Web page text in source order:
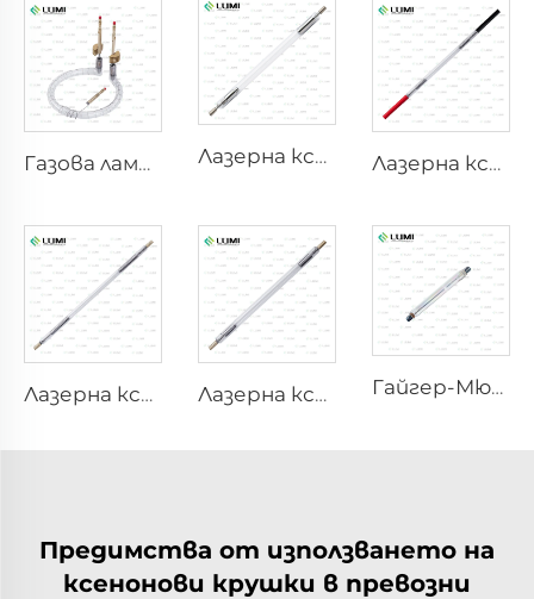
Газова лампа симулатор на слънчева светлина D1200 – 10×110 mm Лазерна ксенонова лампа L2851 – 5×105×175 mm Лазерна ксенонова лампа L1921 - 7×60×125 mm
Лазерна ксенонова лампа L3180-8×100×210mm Лазерна ксенонова лампа L2690-9×100×160 Гайгер-Мюлер M4011
Предимства от използването на
ксенонови крушки в превозни